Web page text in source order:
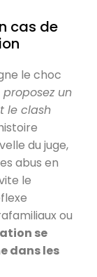
cas de
le choc
proposez un
le clash
du juge,
abus en
le
ou
se
dans les